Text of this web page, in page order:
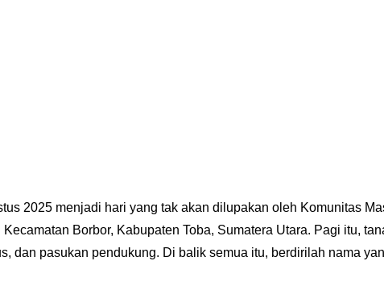
2025 menjadi hari yang tak akan dilupakan oleh Komunitas
Kecamatan Borbor, Kabupaten Toba, Sumatera Utara. Pagi itu,
dan pasukan pendukung. Di balik semua itu, berdirilah nama